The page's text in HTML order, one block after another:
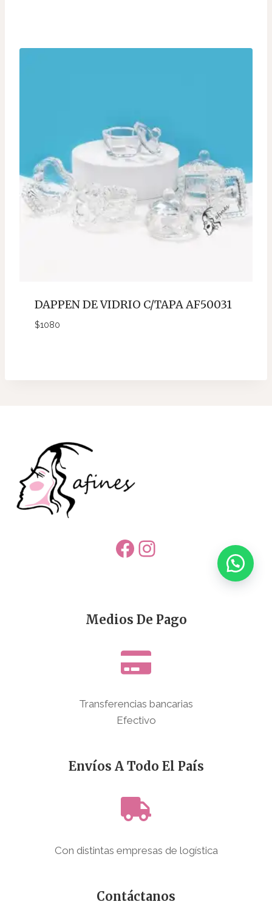
DAPPEN DE VIDRIO C/TAPA AF50031
$1080
Facebook
Instagram
Medios De Pago
Transferencias bancarias
Efectivo
Envíos A Todo El País
Con distintas empresas de logística
Contáctanos